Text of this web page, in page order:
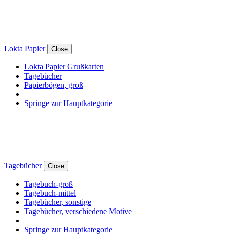
Lokta Papier Close
Lokta Papier Grußkarten
Tagebücher
Papierbögen, groß
Springe zur Hauptkategorie
Tagebücher Close
Tagebuch-groß
Tagebuch-mittel
Tagebücher, sonstige
Tagebücher, verschiedene Motive
Springe zur Hauptkategorie